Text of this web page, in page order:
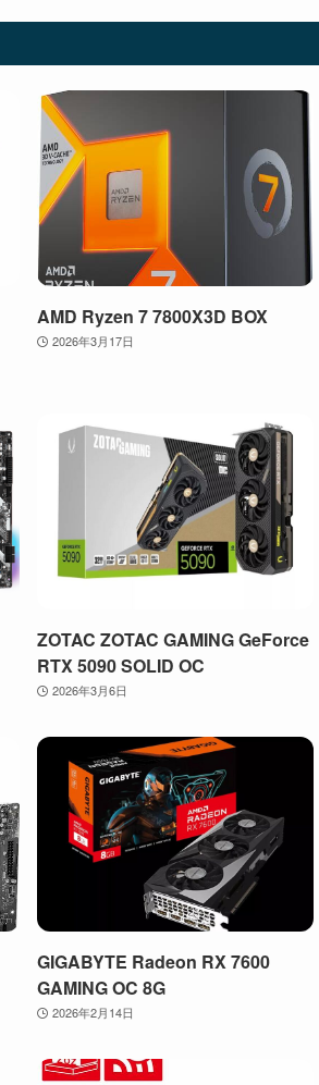
AMD Ryzen 7 7800X3D BOX
2026年3月17日
ZOTAC ZOTAC GAMING GeForce
RTX 5090 SOLID OC
2026年3月6日
GIGABYTE Radeon RX 7600
GAMING OC 8G
2026年2月14日